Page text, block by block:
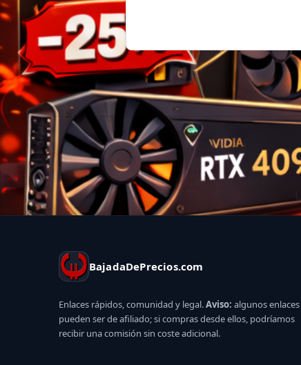
BajadaDePrecios.com
Enlaces rápidos, comunidad y legal.Aviso: algunos enlaces
pueden ser de afiliado; si compras desde ellos, podríamos
recibir una comisión sin coste adicional.